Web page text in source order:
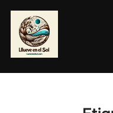
contenido